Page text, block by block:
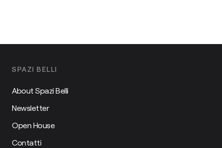
SPAZI BELLI
About Spazi Belli
Newsletter
Open House
Contatti